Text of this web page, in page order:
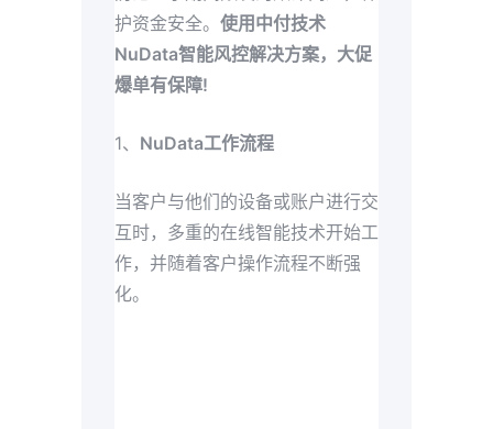
护资金安全。 使用中付技术
NuData智能风控解决⽅案，大促
爆单有保障!
1、 NuData工作流程
当客户与他们的设备或账户进⾏交
互时，多重的在线智能技术开始⼯
作，并随着客户操作流程不断强
化。